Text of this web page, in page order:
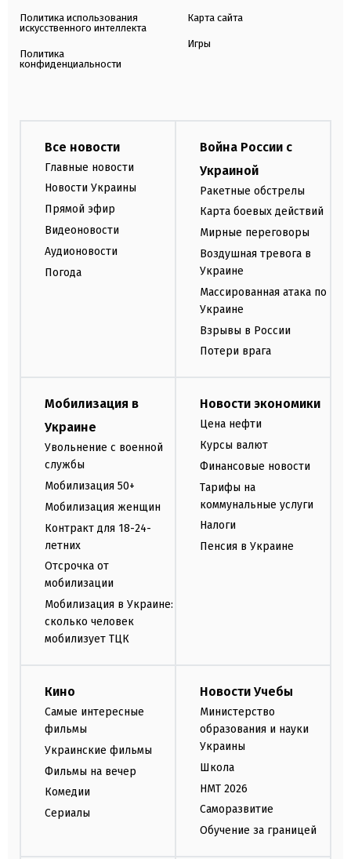
Политика использования
искусственного интеллекта
Политика
конфиденциальности
Карта сайта
Игры
Все новости
Главные новости
Новости Украины
Прямой эфир
Видеоновости
Аудионовости
Погода
Война России с
Украиной
Ракетные обстрелы
Карта боевых действий
Мирные переговоры
Воздушная тревога в
Украине
Массированная атака по
Украине
Взрывы в России
Потери врага
Мобилизация в
Украине
Увольнение с военной
службы
Мобилизация 50+
Мобилизация женщин
Контракт для 18-24-
летних
Отсрочка от
мобилизации
Мобилизация в Украине:
сколько человек
мобилизует ТЦК
Новости экономики
Цена нефти
Курсы валют
Финансовые новости
Тарифы на
коммунальные услуги
Налоги
Пенсия в Украине
Кино
Самые интересные
фильмы
Украинские фильмы
Фильмы на вечер
Комедии
Сериалы
Новости Учебы
Министерство
образования и науки
Украины
Школа
НМТ 2026
Саморазвитие
Обучение за границей